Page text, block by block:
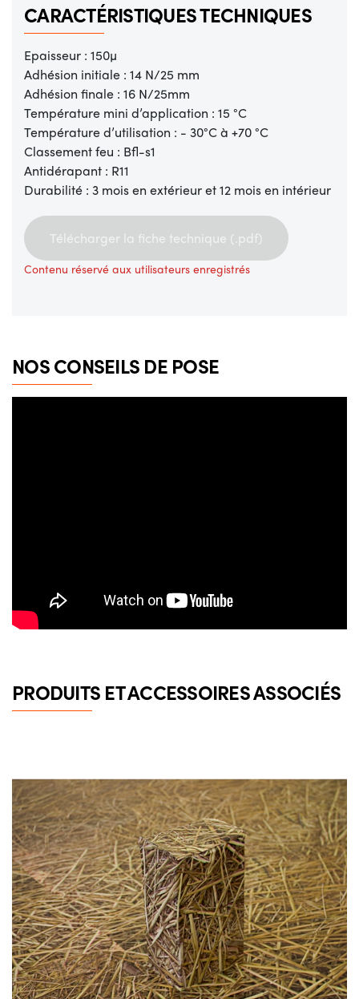
CARACTÉRISTIQUES TECHNIQUES
Epaisseur : 150µ
Adhésion initiale : 14 N/25 mm
Adhésion finale : 16 N/25mm
Température mini d’application : 15 °C
Température d’utilisation : - 30°C à +70 °C
Classement feu : Bfl-s1
Antidérapant : R11
Durabilité : 3 mois en extérieur et 12 mois en intérieur
Télécharger la fiche technique (.pdf)
Contenu réservé aux utilisateurs enregistrés
NOS CONSEILS DE POSE
PRODUITS ET ACCESSOIRES ASSOCIÉS